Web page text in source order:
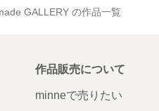
GALLERY の作品一覧
作品販売について
minneで売りたい